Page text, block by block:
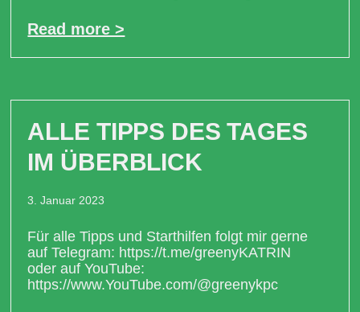
Read more >
ALLE TIPPS DES TAGES
IM ÜBERBLICK
3. Januar 2023
Für alle Tipps und Starthilfen folgt mir gerne
auf Telegram: https://t.me/greenyKATRIN
oder auf YouTube:
https://www.YouTube.com/@greenykpc